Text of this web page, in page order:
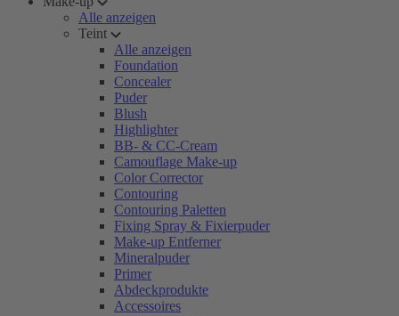
Alle anzeigen
Teint
Alle anzeigen
Foundation
Concealer
Puder
Blush
Highlighter
BB- & CC-Cream
Camouflage Make-up
Color Corrector
Contouring
Contouring Paletten
Fixing Spray & Fixierpuder
Make-up Entferner
Mineralpuder
Primer
Abdeckprodukte
Accessoires